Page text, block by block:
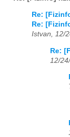
Re:
Re:
Istvan, 12/
Re:
12/